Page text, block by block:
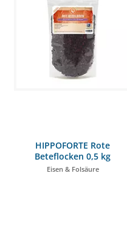
HIPPOFORTE Rote
Beteflocken 0,5 kg
Eisen & Folsäure